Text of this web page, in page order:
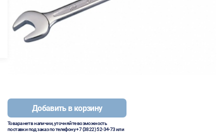
Добавить в корзину
Товара нет в наличии, уточняйте возможность
поставки под заказ по телефону+7 (3822) 52-34-73или